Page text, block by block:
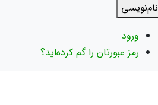
نام‌نویسی
ورود
رمز عبورتان را گم کرده‌اید؟